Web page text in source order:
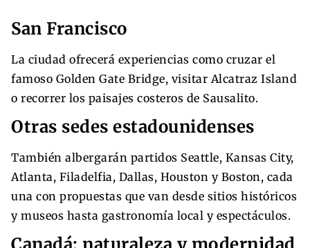
San Francisco
La ciudad ofrecerá experiencias como cruzar el
famoso Golden Gate Bridge, visitar Alcatraz Island
o recorrer los paisajes costeros de Sausalito.
Otras sedes estadounidenses
También albergarán partidos Seattle, Kansas City,
Atlanta, Filadelfia, Dallas, Houston y Boston, cada
una con propuestas que van desde sitios históricos
y museos hasta gastronomía local y espectáculos.